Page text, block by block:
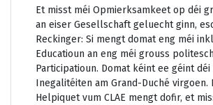
Et misst méi Opmierksamkeet op déi
an eiser Gesellschaft geluecht ginn,
Reckinger: Si mengt domat eng méi
Educatioun an eng méi grouss politesch
Participatioun. Domat kéint ee géint déi
Inegalitéiten am Grand-Duché virgoen.
Helpiquet vum CLAE mengt dofir, et